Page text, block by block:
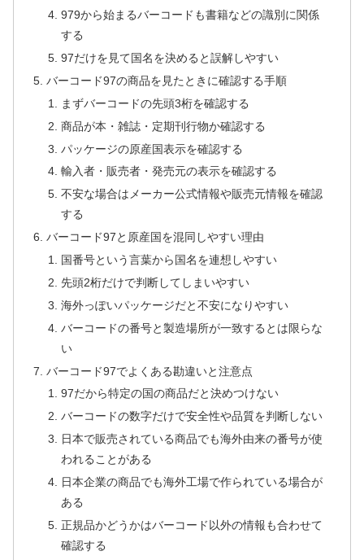
979から始まるバーコードも書籍などの識別に関係
する
97だけを見て国名を決めると誤解しやすい
バーコード97の商品を見たときに確認する手順
まずバーコードの先頭3桁を確認する
商品が本・雑誌・定期刊行物か確認する
パッケージの原産国表示を確認する
輸入者・販売者・発売元の表示を確認する
不安な場合はメーカー公式情報や販売元情報を確認
する
バーコード97と原産国を混同しやすい理由
国番号という言葉から国名を連想しやすい
先頭2桁だけで判断してしまいやすい
海外っぽいパッケージだと不安になりやすい
バーコードの番号と製造場所が一致するとは限らな
い
バーコード97でよくある勘違いと注意点
97だから特定の国の商品だと決めつけない
バーコードの数字だけで安全性や品質を判断しない
日本で販売されている商品でも海外由来の番号が使
われることがある
日本企業の商品でも海外工場で作られている場合が
ある
正規品かどうかはバーコード以外の情報も合わせて
確認する